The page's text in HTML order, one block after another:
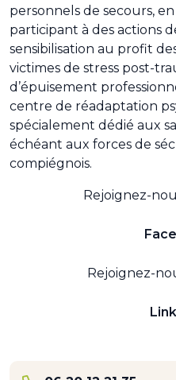
personnels de secours,
participant à des actions
sensibilisation au profit
victimes de stress post-
d’épuisement
centre de réadaptation
spécialement dédié aux
échéant aux forces de
compiégnois.
Rejoignez-
Rejoignez-